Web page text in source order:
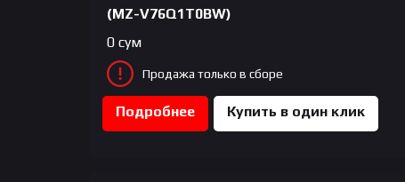
(MZ-V76Q1T0BW)
0сум
Продажа только в сборе
Подробнее Купить в один клик